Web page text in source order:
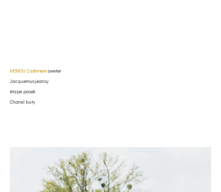
MINOU Cashmeresweter
Jacquemus jeansy
étape pasek
Chanel buty